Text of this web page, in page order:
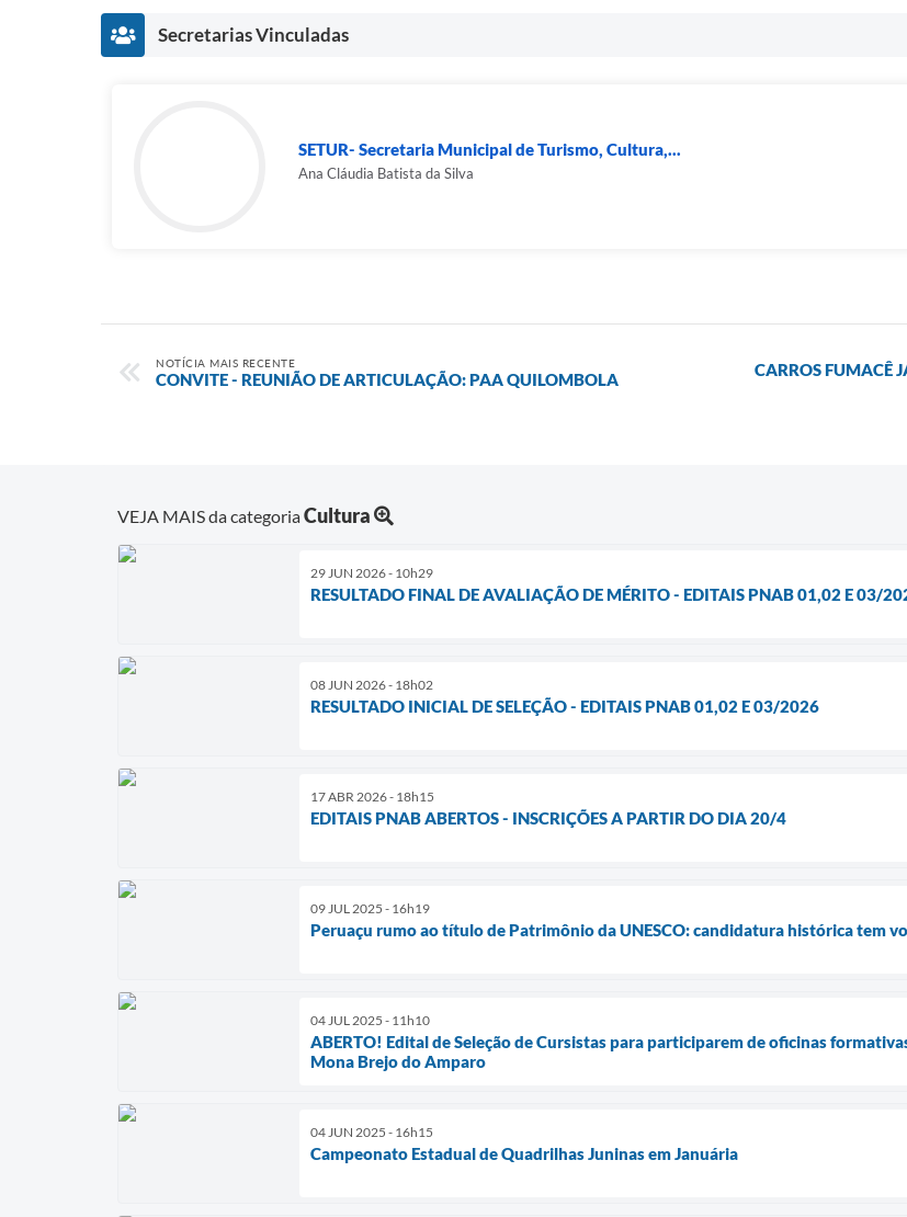
Secretarias Vinculadas
SETUR- Secretaria Municipal de Turismo, Cultura,...
Ana Cláudia Batista da Silva
NOTÍCIA MAIS RECENTE
CONVITE - REUNIÃO DE ARTICULAÇÃO: PAA QUILOMBOLA
CARROS FUMACÊ
VEJA MAIS da categoriaCultura
29 JUN 2026 - 10h29
RESULTADO FINAL DE AVALIAÇÃO DE MÉRITO - EDITAIS PNAB 01,02 E 03/
08 JUN 2026 - 18h02
RESULTADO INICIAL DE SELEÇÃO - EDITAIS PNAB 01,02 E 03/2026
17 ABR 2026 - 18h15
EDITAIS PNAB ABERTOS - INSCRIÇÕES A PARTIR DO DIA 20/4
09 JUL 2025 - 16h19
Peruaçu rumo ao título de Patrimônio da UNESCO: candidatura histórica tem
04 JUL 2025 - 11h10
ABERTO! Edital de Seleção de Cursistas para participarem de oficinas
Mona Brejo do Amparo
04 JUN 2025 - 16h15
Campeonato Estadual de Quadrilhas Juninas em Januária